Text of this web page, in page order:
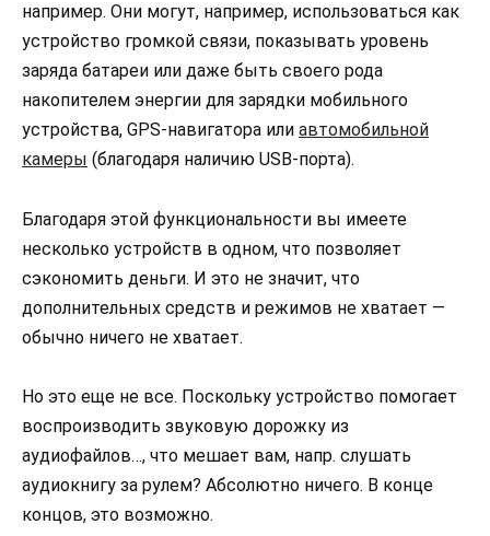
например. Они могут, например, использоваться как
устройство громкой связи, показывать уровень
заряда батареи или даже быть своего рода
накопителем энергии для зарядки мобильного
устройства, GPS-навигатора или автомобильной
камеры (благодаря наличию USB-порта).
Благодаря этой функциональности вы имеете
несколько устройств в одном, что позволяет
сэкономить деньги. И это не значит, что
дополнительных средств и режимов не хватает —
обычно ничего не хватает.
Но это еще не все. Поскольку устройство помогает
воспроизводить звуковую дорожку из
аудиофайлов…, что мешает вам, напр. слушать
аудиокнигу за рулем? Абсолютно ничего. В конце
концов, это возможно.